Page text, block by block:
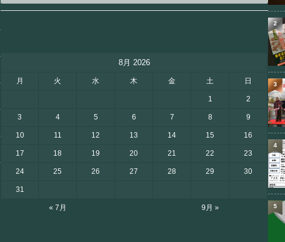
8月 2026
月 火 水 木 金 土 日
1 2
3 4 5 6 7 8 9
10 11 12 13 14 15 16
17 18 19 20 21 22 23
24 25 26 27 28 29 30
31
« 7月 9月 »
2
3
4
5